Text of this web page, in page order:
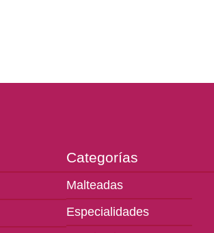
Categorías
Malteadas
Especialidades